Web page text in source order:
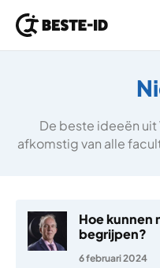
De beste ideeën uit
afkomstig van alle
Hoe kunnen
begrijpen?
6 februari 2024